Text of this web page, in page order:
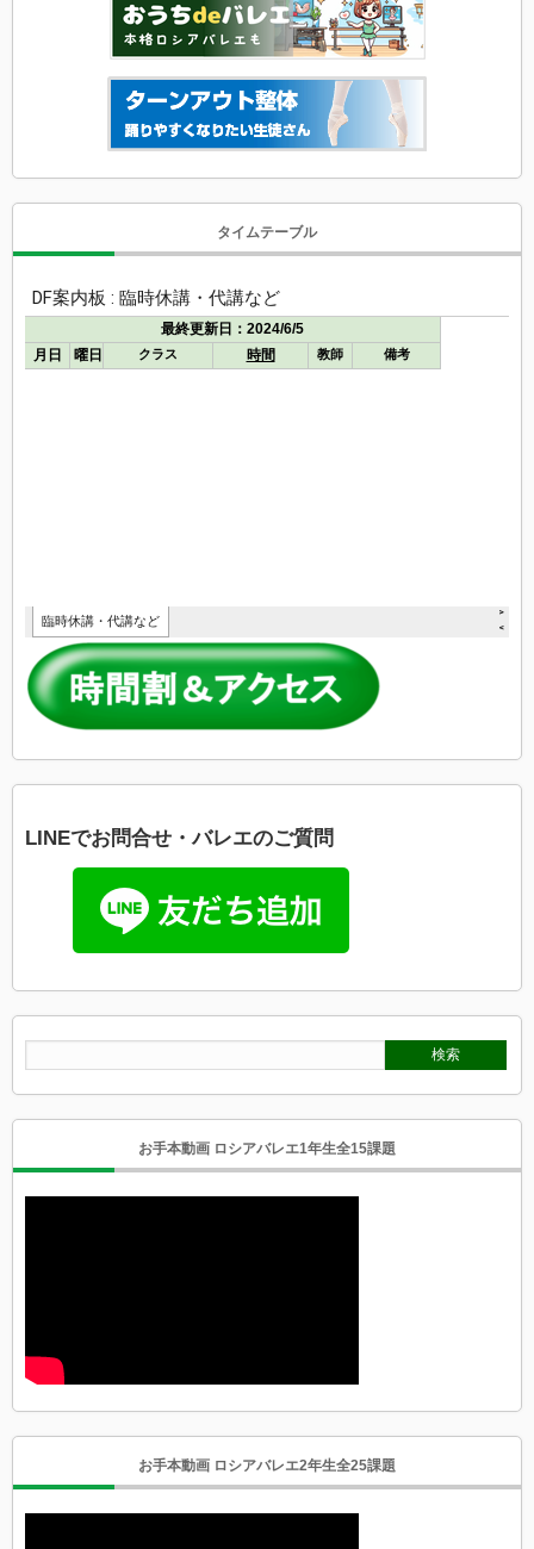
タイムテーブル
LINEでお問合せ・バレエのご質問
お手本動画 ロシアバレエ1年生全15課題
お手本動画 ロシアバレエ2年生全25課題